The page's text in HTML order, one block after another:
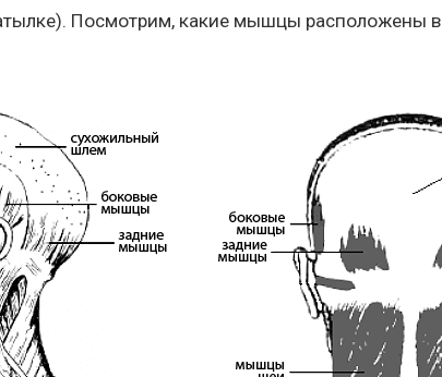
Посмотрим, какие мышцы расположены в